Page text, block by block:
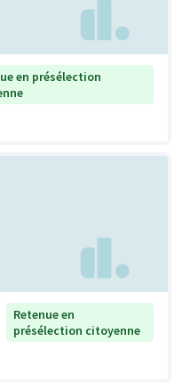
en présélection
Retenue en
présélection citoyenne